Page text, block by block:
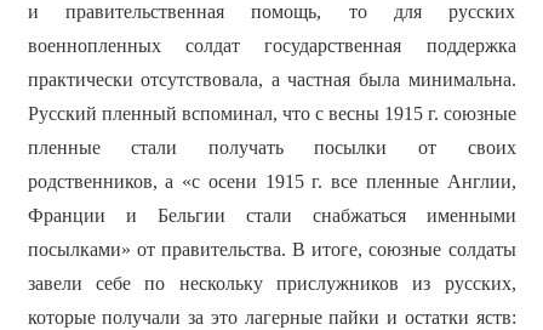
и правительственная помощь, то для русских
военнопленных солдат государственная поддержка
практически отсутствовала, а частная была минимальна.
Русский пленный вспоминал, что с весны 1915 г. союзные
пленные стали получать посылки от своих
родственников, а «с осени 1915 г. все пленные Англии,
Франции и Бельгии стали снабжаться именными
посылками» от правительства. В итоге, союзные солдаты
завели себе по нескольку прислужников из русских,
которые получали за это лагерные пайки и остатки яств: